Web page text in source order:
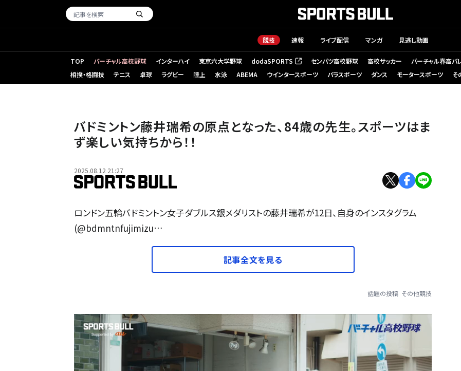
競技 速報 ライブ配信 マンガ 見逃し動画
TOP バーチャル高校野球 インターハイ 東京六大学野球 dodaSPORTS
（新しいタブで開く） センバツ高校野球 高校サッカー バーチャル春高バ
相撲・格闘技
テニス 卓球 ラグビー 陸上 水泳 ABEMA ウインタースポーツ パラスポーツ ダンス モータースポーツ そ
バドミントン藤井瑞希の原点となった、84歳の先生。スポーツはま
ず楽しい気持ちから！！
2025.08.12 21:27
ロンドン五輪バドミントン女子ダブルス銀メダリストの藤井瑞希が12日、自身のインスタグラム
(@bdmntnfujimizu…
記事全文を見る
話題の投稿 その他競技